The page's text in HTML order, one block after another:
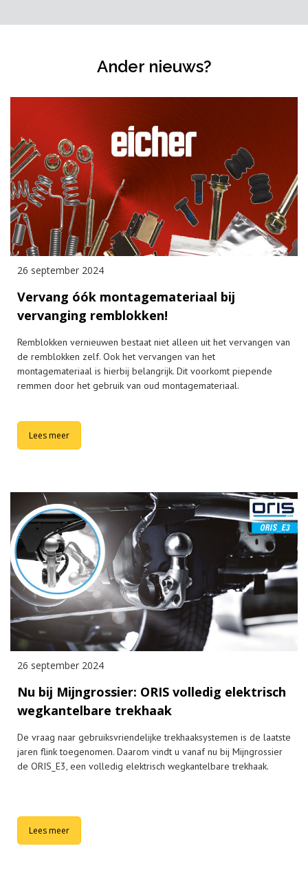
Ander nieuws?
26 september 2024
Vervang óók montagemateriaal bij
vervanging remblokken!
Remblokken vernieuwen bestaat niet alleen uit het vervangen van
de remblokken zelf. Ook het vervangen van het
montagemateriaal is hierbij belangrijk. Dit voorkomt piepende
remmen door het gebruik van oud montagemateriaal.
Lees meer
26 september 2024
Nu bij Mijngrossier: ORIS volledig elektrisch
wegkantelbare trekhaak
De vraag naar gebruiksvriendelijke trekhaaksystemen is de laatste
jaren flink toegenomen. Daarom vindt u vanaf nu bij Mijngrossier
de ORIS_E3, een volledig elektrisch wegkantelbare trekhaak.
Lees meer